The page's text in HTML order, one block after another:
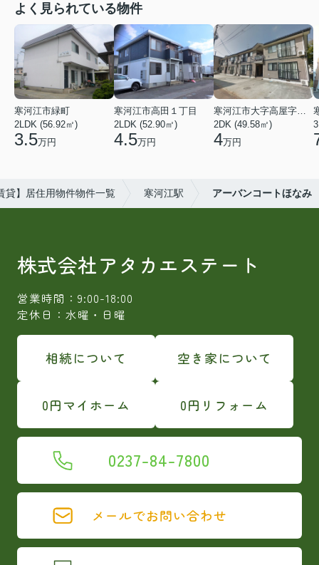
よく見られている物件
寒河江市緑町
2LDK (56.92㎡)
3.5万円
寒河江市高田１丁目
2LDK (52.90㎡)
4.5万円
2DK (49.58㎡)
4万円
貸】居住用物件物件一覧 寒河江駅 アーバンコートほなみ
株式会社アタカエステート
営業時間：9:00-18:00
定休日：水曜・日曜
相続について 空き家について
0円マイホーム 0円リフォーム
0237-84-7800
メールでお問い合わせ